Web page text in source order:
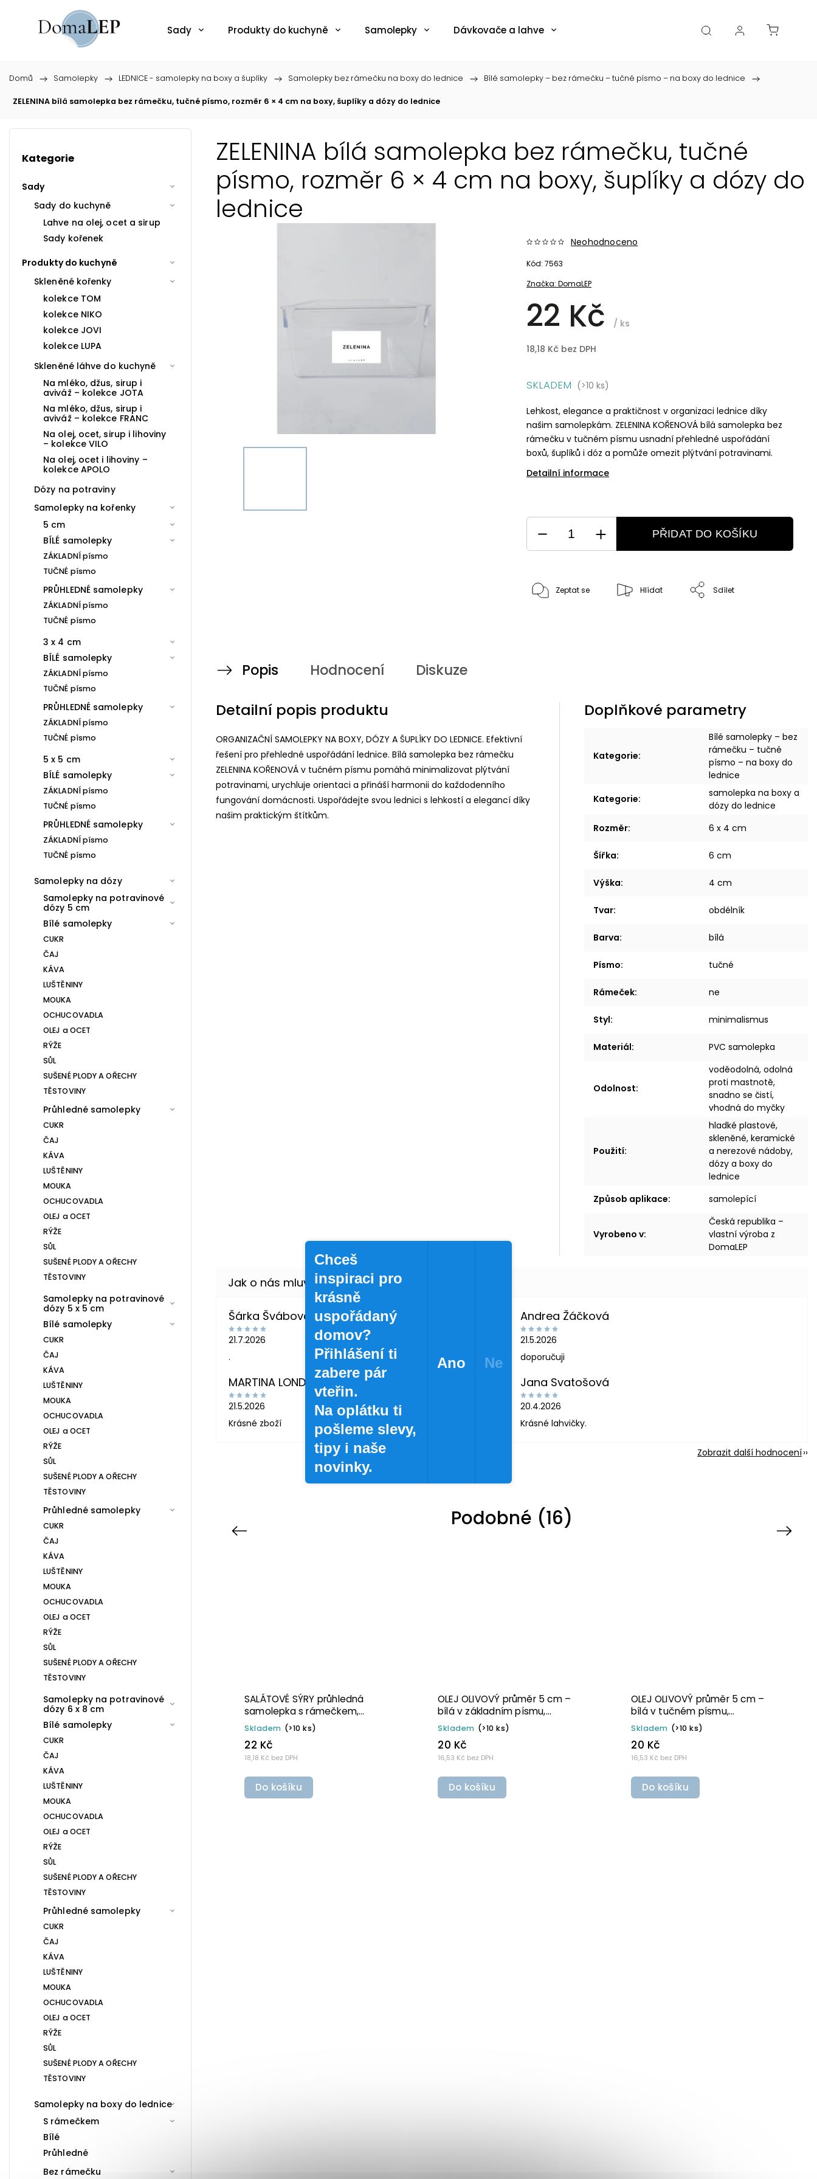
Sady Produkty do kuchyně Samolepky Dávkovače a lahve Boxy, dózy, kořenky, skleničky Akce
Domů / Samolepky / LEDNICE - samolepky na boxy a šuplíky / Samolepky bez rámečku na boxy do lednice / Bílé samolepky – bez rámečku – tučné písmo – na boxy do lednice /
ZELENINA bílá samolepka bez rámečku, tučné písmo, rozměr 6 × 4 cm na boxy, šuplíky a dózy do lednice
Kategorie
Sady
Sady do kuchyně
Lahve na olej, ocet a sirup
Sady kořenek
Produkty do kuchyně
Skleněné kořenky
kolekce TOM
kolekce NIKO
kolekce JOVI
kolekce LUPA
Skleněné láhve do kuchyně
Na mléko, džus, sirup i
aviváž – kolekce JOTA
Na mléko, džus, sirup i
aviváž – kolekce FRANC
Na olej, ocet, sirup i lihoviny
– kolekce VILO
Na olej, ocet i lihoviny –
kolekce APOLO
Dózy na potraviny
Samolepky na kořenky
5 cm
BÍLÉ samolepky
ZÁKLADNÍ písmo
TUČNÉ písmo
PRŮHLEDNÉ samolepky
ZÁKLADNÍ písmo
TUČNÉ písmo
3 x 4 cm
BÍLÉ samolepky
ZÁKLADNÍ písmo
TUČNÉ písmo
PRŮHLEDNÉ samolepky
ZÁKLADNÍ písmo
TUČNÉ písmo
5 x 5 cm
BÍLÉ samolepky
ZÁKLADNÍ písmo
TUČNÉ písmo
PRŮHLEDNÉ samolepky
ZÁKLADNÍ písmo
TUČNÉ písmo
Samolepky na dózy
Samolepky na potravinové
dózy 5 cm
Bílé samolepky
CUKR
ČAJ
KÁVA
LUŠTĚNINY
MOUKA
OCHUCOVADLA
OLEJ a OCET
RÝŽE
SŮL
SUŠENÉ PLODY A OŘECHY
TĚSTOVINY
Průhledné samolepky
CUKR
ČAJ
KÁVA
LUŠTĚNINY
MOUKA
OCHUCOVADLA
OLEJ a OCET
RÝŽE
SŮL
SUŠENÉ PLODY A OŘECHY
TĚSTOVINY
Samolepky na potravinové
dózy 5 x 5 cm
Bílé samolepky
CUKR
ČAJ
KÁVA
LUŠTĚNINY
MOUKA
OCHUCOVADLA
OLEJ a OCET
RÝŽE
SŮL
SUŠENÉ PLODY A OŘECHY
TĚSTOVINY
Průhledné samolepky
CUKR
ČAJ
KÁVA
LUŠTĚNINY
MOUKA
OCHUCOVADLA
OLEJ a OCET
RÝŽE
SŮL
SUŠENÉ PLODY A OŘECHY
TĚSTOVINY
Samolepky na potravinové
dózy 6 x 8 cm
Bílé samolepky
CUKR
ČAJ
KÁVA
LUŠTĚNINY
MOUKA
OCHUCOVADLA
OLEJ a OCET
RÝŽE
SŮL
SUŠENÉ PLODY A OŘECHY
TĚSTOVINY
Průhledné samolepky
CUKR
ČAJ
KÁVA
LUŠTĚNINY
MOUKA
OCHUCOVADLA
OLEJ a OCET
RÝŽE
SŮL
SUŠENÉ PLODY A OŘECHY
TĚSTOVINY
Samolepky na boxy do lednice
S rámečkem
Bílé
Průhledné
Bez rámečku
ZELENINA bílá samolepka bez rámečku, tučné
písmo, rozměr 6 × 4 cm na boxy, šuplíky a dózy do
lednice
Značka: DomaLEP
Neohodnoceno
22 Kč / ks
18,18 Kč bez DPH
Kód: 7563
Lehkost, elegance a praktičnost v organizaci lednice díky
našim samolepkám. ZELENINA KOŘENOVÁ bílá samolepka bez
rámečku v tučném písmu usnadní přehledné uspořádání
boxů, šuplíků i dóz a pomůže omezit plýtvání potravinami.
Detailní informace
SKLADEM (>10 ks)
PŘIDAT DO KOŠÍKU
Zeptat se Hlídat Sdílet
Popis Hodnocení Diskuze
Detailní popis produktu
ORGANIZAČNÍ SAMOLEPKY NA BOXY, DÓZY A ŠUPLÍKY DO LEDNICE. Efektivní
řešení pro přehledné uspořádání lednice. Bílá samolepka bez rámečku
ZELENINA KOŘENOVÁ v tučném písmu pomáhá minimalizovat plýtvání
potravinami, urychluje orientaci a přináší harmonii do každodenního
fungování domácnosti. Uspořádejte svou lednici s lehkostí a elegancí díky
našim praktickým štítkům.
Doplňkové parametry
Kategorie:
Bílé samolepky – bez
rámečku – tučné
písmo – na boxy do
lednice
Kategorie:
samolepka na boxy a
dózy do lednice
Rozměr: 6 x 4 cm
Šířka: 6 cm
Výška: 4 cm
Tvar: obdélník
Barva: bílá
Písmo: tučné
Rámeček: ne
Styl: minimalismus
Materiál: PVC samolepka
Odolnost:
voděodolná, odolná
proti mastnotě,
snadno se čistí,
vhodná do myčky
Použití:
hladké plastové,
skleněné, keramické
a nerezové nádoby,
dózy a boxy do
lednice
Způsob aplikace: samolepící
Vyrobeno v:
Česká republika –
vlastní výroba z
DomaLEP
Šárka Švábová
21.7.2026
.
Andrea Žáčková
21.5.2026
doporučuji
MARTINA LONDINOVÁ
21.5.2026
Krásné zboží
Jana Svatošová
20.4.2026
Krásné lahvičky.
Zobrazit další hodnocení
Podobné (16)
Previous
5 cm –
OLEJ OLIVOVÝ průměr 5 cm –
omyvatelná samolepka na
Skladem (>10 ks)
OLEJ OLIVOVÝ průměr 5 cm –
průhledná v základním písmu,
omyvatelná samolepka na
potravinové láhve
Skladem
OLEJ OLIVOVÝ průměr 5 cm –
průhledná v tučném písmu,
omyvatelná samolepka na
potravinové láhve
Skladem
16,53 Kč bez DPH
OLEJ OLIVOVÝ 5 × 5 cm –
tučném písmu, omyvatelná
samolepka na potravinové
láhve
Skladem
18,18 Kč bez DPH
Next
Chceš
inspiraci pro
krásně
uspořádaný
domov?
Přihlášení ti
zabere pár
vteřin.
Na oplátku ti
pošleme slevy,
tipy i naše
novinky.
Ano Ne